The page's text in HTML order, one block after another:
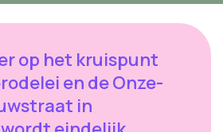
op het kruispunt
en de Onze-
in